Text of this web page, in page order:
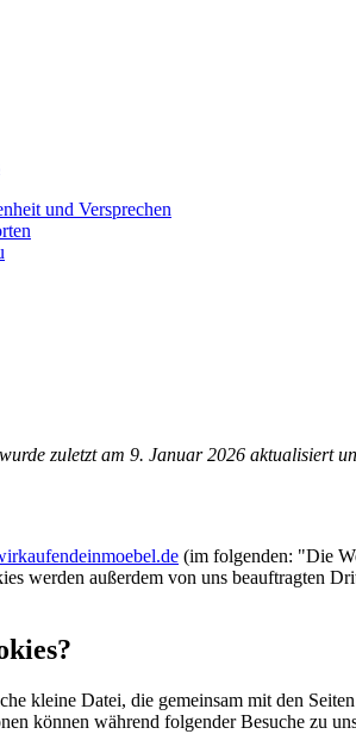
und Versprechen
zuletzt am 9. Januar 2026 aktualisiert
(im folgenden: "Die
werden außerdem von uns beauftragten
kleine Datei, die gemeinsam mit den
können während folgender Besuche zu